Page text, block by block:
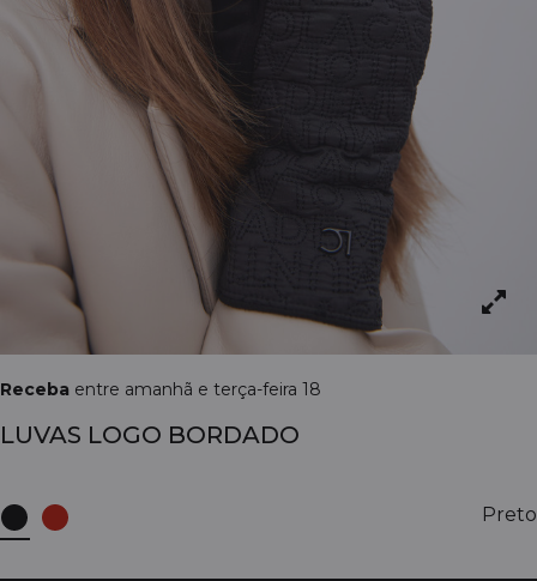
Receba entre amanhã e terça-feira 18
LUVAS LOGO BORDADO
Preto